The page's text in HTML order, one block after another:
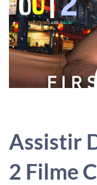
Assistir
2 Filme